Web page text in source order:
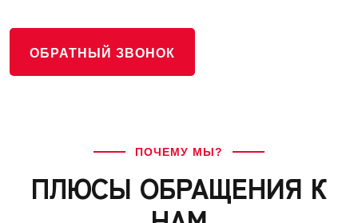
ОБРАТНЫЙ ЗВОНОК
ПОЧЕМУ МЫ?
ПЛЮСЫ ОБРАЩЕНИЯ К